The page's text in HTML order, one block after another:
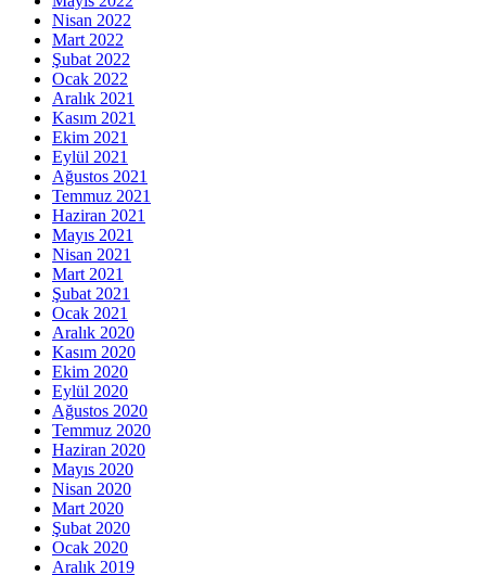
Nisan 2022
Mart 2022
Şubat 2022
Ocak 2022
Aralık 2021
Kasım 2021
Ekim 2021
Eylül 2021
Ağustos 2021
Temmuz 2021
Haziran 2021
Mayıs 2021
Nisan 2021
Mart 2021
Şubat 2021
Ocak 2021
Aralık 2020
Kasım 2020
Ekim 2020
Eylül 2020
Ağustos 2020
Temmuz 2020
Haziran 2020
Mayıs 2020
Nisan 2020
Mart 2020
Şubat 2020
Ocak 2020
Aralık 2019